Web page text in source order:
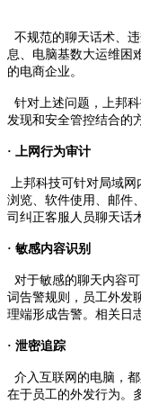
不规范的聊天话术、
息、电脑基数大运维困
的电商企业。
针对上述问题，上邦
发现和安全管控结合的
· 上网行为审计
上邦科技可针对局域
浏览、软件使用、邮件
司纠正客服人员聊天话
· 敏感内容识别
对于敏感的聊天内容
词告警规则，员工外发
理端形成告警。相关日
· 泄密追踪
介入互联网的电脑，
在于员工的外发行为。